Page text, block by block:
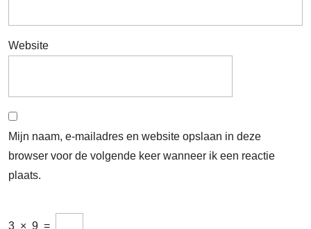
Website
Mijn naam, e-mailadres en website opslaan in deze
browser voor de volgende keer wanneer ik een reactie
plaats.
3 × 9 =